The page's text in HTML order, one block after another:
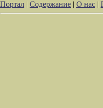
Портал | Содержание | О нас |